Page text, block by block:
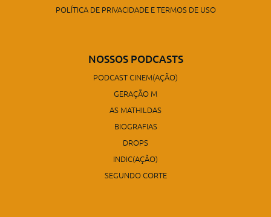
POLÍTICA DE PRIVACIDADE E TERMOS DE USO
NOSSOS PODCASTS
PODCAST CINEM(AÇÃO)
GERAÇÃO M
AS MATHILDAS
BIOGRAFIAS
DROPS
INDIC(AÇÃO)
SEGUNDO CORTE